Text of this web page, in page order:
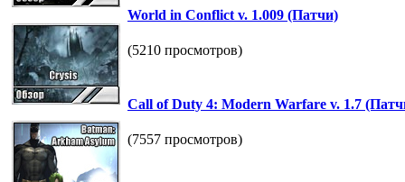
World in Conflict v. 1.009 (Патчи)
(5210 просмотров)
Call of Duty 4: Modern Warfare v. 1.7
(7557 просмотров)